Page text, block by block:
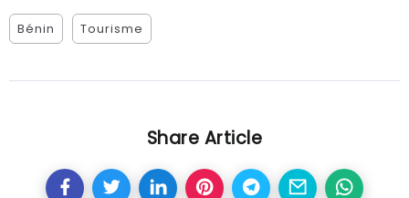
Bénin Tourisme
Share Article